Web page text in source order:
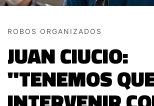
ROBOS ORGANIZADOS
JUAN CIUCIO:
"TENEMOS